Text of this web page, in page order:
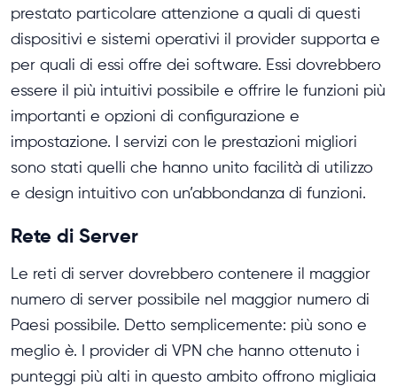
prestato particolare attenzione a quali di questi
dispositivi e sistemi operativi il provider supporta e
per quali di essi offre dei software. Essi dovrebbero
essere il più intuitivi possibile e offrire le funzioni più
importanti e opzioni di configurazione e
impostazione. I servizi con le prestazioni migliori
sono stati quelli che hanno unito facilità di utilizzo
e design intuitivo con un’abbondanza di funzioni.
Rete di Server
Le reti di server dovrebbero contenere il maggior
numero di server possibile nel maggior numero di
Paesi possibile. Detto semplicemente: più sono e
meglio è. I provider di VPN che hanno ottenuto i
punteggi più alti in questo ambito offrono migliaia